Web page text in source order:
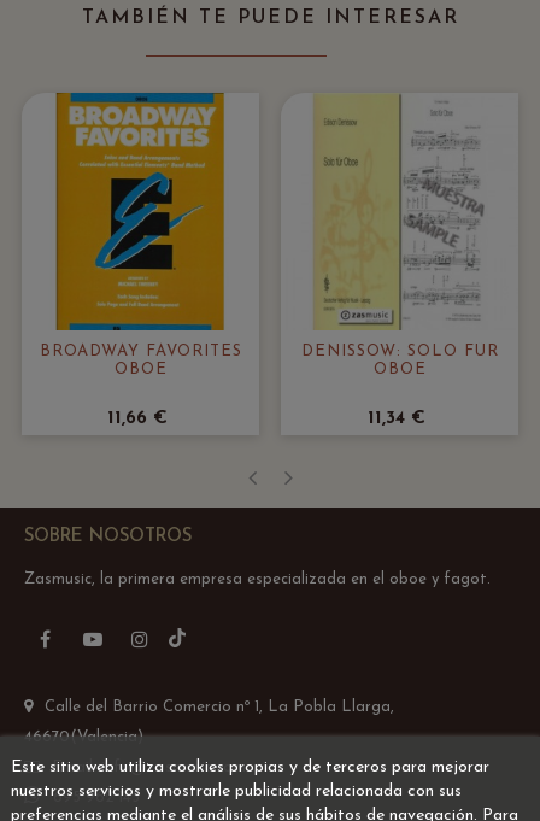
TAMBIÉN TE PUEDE INTERESAR
BROADWAY FAVORITES
OBOE
11,66 €
DENISSOW: SOLO FÜR
OBOE
11,34 €
SOBRE NOSOTROS
Zasmusic, la primera empresa especializada en el oboe y fagot.
FacebookYouTubeInstagram
Calle del Barrio Comercio nº 1, La Pobla Llarga,
46670(Valencia)
Email: info@zasmusic.com
695 962 145
Este sitio web utiliza cookies propias y de terceros para mejorar
nuestros servicios y mostrarle publicidad relacionada con sus
preferencias mediante el análisis de sus hábitos de navegación. Para